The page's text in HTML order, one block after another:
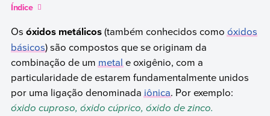
Índice
Os óxidos metálicos(também conhecidos comoóxidos
básicos) são compostos que se originam da
combinação de ummetale oxigênio, com a
particularidade de estarem fundamentalmente unidos
por uma ligação denominadaiônica. Por exemplo:
óxido cuproso, óxido cúprico, óxido de zinco.